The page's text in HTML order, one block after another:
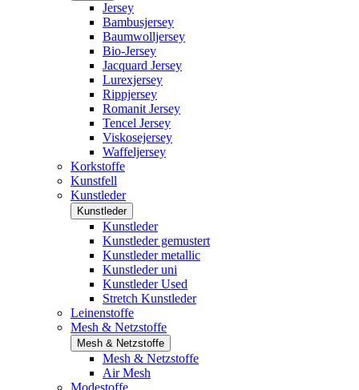
Jersey
Bambusjersey
Baumwolljersey
Bio-Jersey
Jacquard Jersey
Lurexjersey
Rippjersey
Romanit Jersey
Tencel Jersey
Viskosejersey
Waffeljersey
Korkstoffe
Kunstfell
Kunstleder
Kunstleder
Kunstleder
Kunstleder gemustert
Kunstleder metallic
Kunstleder uni
Kunstleder Used
Stretch Kunstleder
Leinenstoffe
Mesh & Netzstoffe
Mesh & Netzstoffe
Mesh & Netzstoffe
Air Mesh
Modestoffe